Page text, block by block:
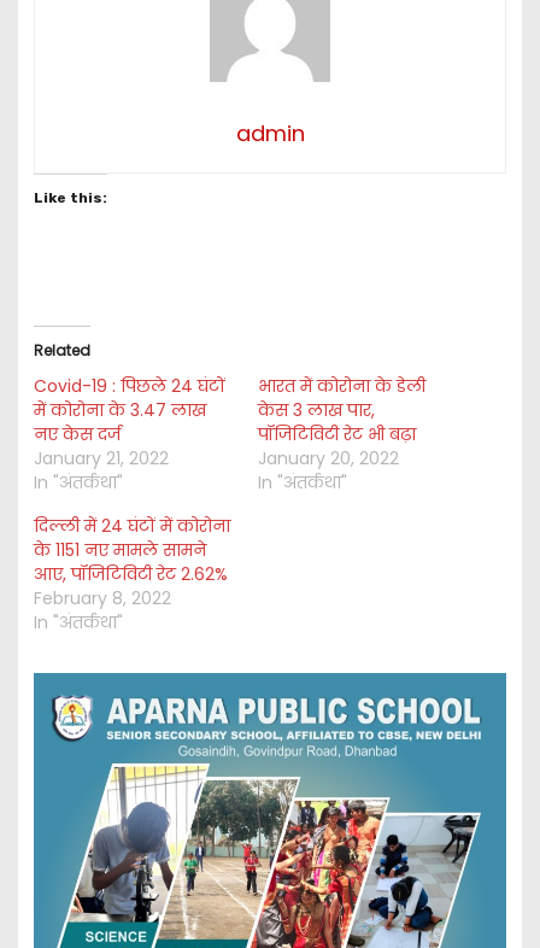
admin
Like this:
Related
Covid-19 : पिछले 24 घंटों
में कोरोना के 3.47 लाख
नए केस दर्ज
January 21, 2022
In "अंतर्कथा"
भारत में कोरोना के डेली
केस 3 लाख पार,
पॉजिटिविटी रेट भी बढ़ा
January 20, 2022
In "अंतर्कथा"
दिल्ली में 24 घंटों में कोरोना
के 1151 नए मामले सामने
आए, पॉजिटिविटी रेट 2.62%
February 8, 2022
In "अंतर्कथा"